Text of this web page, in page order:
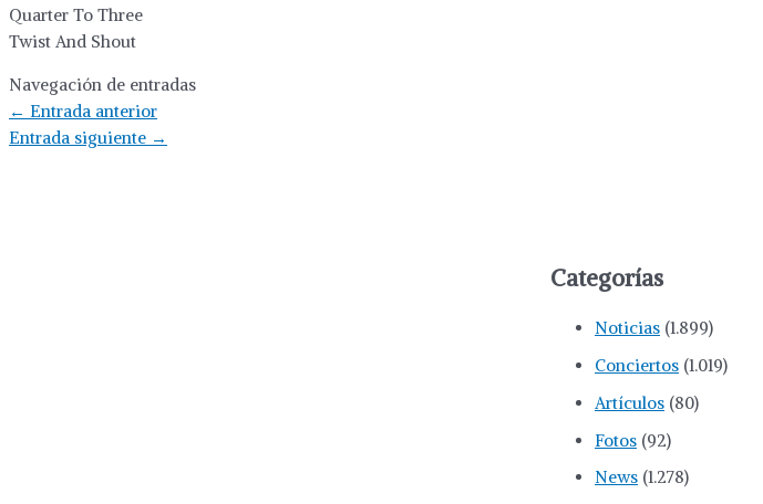
Quarter To Three
Twist And Shout
Navegación de entradas
← Entrada anterior
Entrada siguiente →
Categorías
Noticias (1.899)
Conciertos (1.019)
Artículos (80)
Fotos (92)
News (1.278)